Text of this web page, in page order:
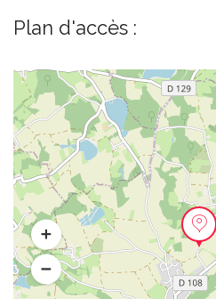
Plan d'accès :